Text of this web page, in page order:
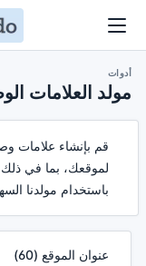
أدوات
مولد العلامات
قم بإنشاء علامات
باستخدام مولدنا
عنوان الموقع (60)